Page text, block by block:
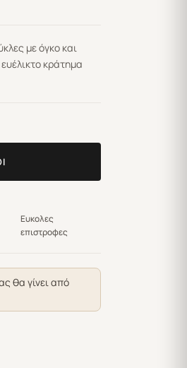
με όγκο και
κράτημα
Ευκολες
επιστροφες
θα γίνει από